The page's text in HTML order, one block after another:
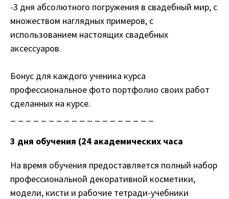
-3 дня абсолютного погружения в свадебный мир, с
множеством наглядных примеров, с
использованием настоящих свадебных
аксессуаров.
Бонус для каждого ученика курса
профессиональное фото портфолио своих работ
сделанных на курсе.
3 дня обучения (24 академических часа
На время обучения предоставляется полный набор
профессиональной декоративной косметики,
модели, кисти и рабочие тетради-учебники